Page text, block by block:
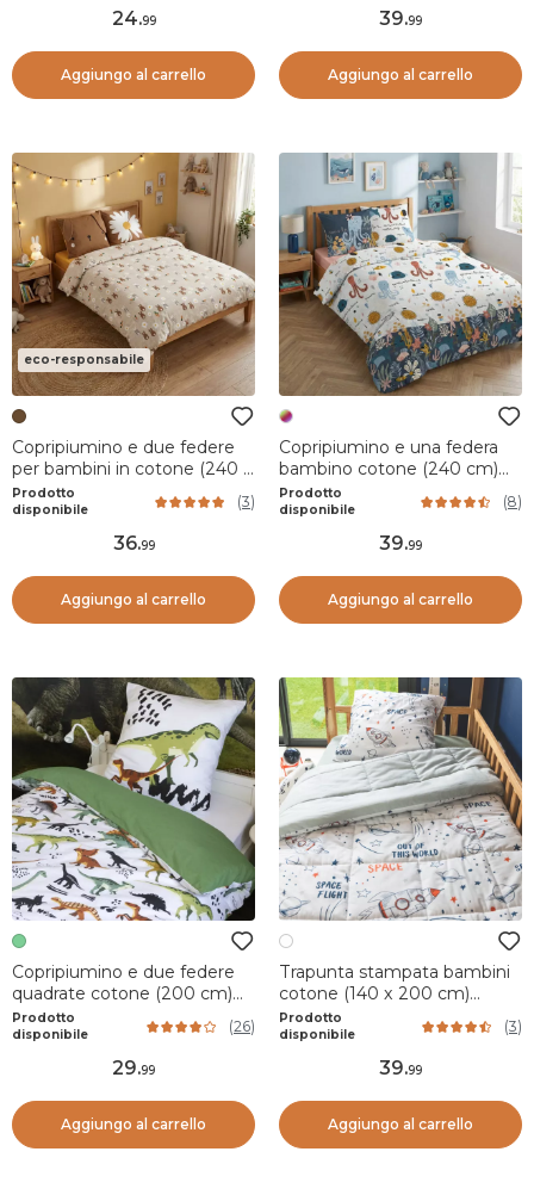
24.99
Aggiungo al carrello
39.99
Aggiungo al carrello
eco-responsabile
Copripiumino e due federe
per bambini in cotone (240 x
220 cm) Pompon Marrone
Prodotto
disponibile
(3)
36.99
Aggiungo al carrello
Copripiumino e una federa
bambino cotone (240 cm)
Octopia Multicolore
Prodotto
disponibile
(8)
39.99
Aggiungo al carrello
Copripiumino e due federe
quadrate cotone (200 cm)
Cretace Verde
Prodotto
disponibile
(26)
29.99
Aggiungo al carrello
Trapunta stampata bambini
cotone (140 x 200 cm)
Galassia Bianca
Prodotto
disponibile
(3)
39.99
Aggiungo al carrello